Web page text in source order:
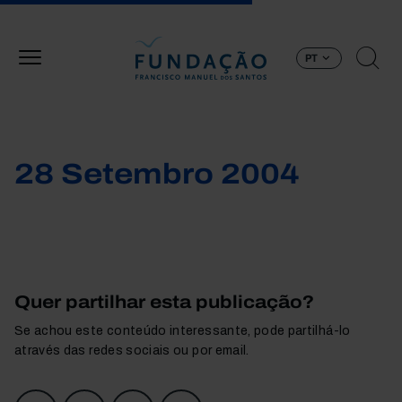
PT
28 Setembro 2004
Quer partilhar esta publicação?
Se achou este conteúdo interessante, pode partilhá-lo
através das redes sociais ou por email.